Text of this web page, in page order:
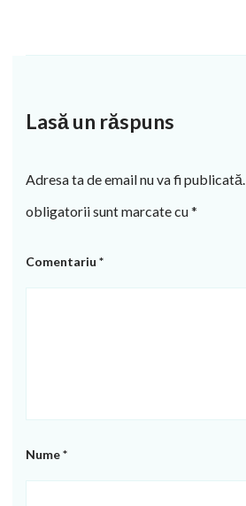
Lasă un răspuns
Adresa ta de email nu va fi publicată.
obligatorii sunt marcate cu*
Comentariu *
Nume*